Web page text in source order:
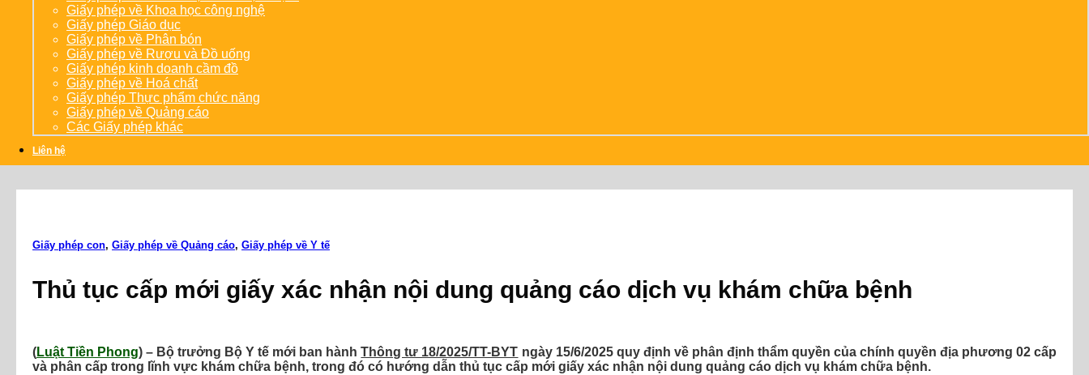
Giấy phép về Khoa học công nghệ
Giấy phép Giáo dục
Giấy phép về Phân bón
Giấy phép về Rượu và Đồ uống
Giấy phép kinh doanh cầm đồ
Giấy phép về Hoá chất
Giấy phép Thực phẩm chức năng
Giấy phép về Quảng cáo
Các Giấy phép khác
Liên hệ
Giấy phép con, Giấy phép về Quảng cáo, Giấy phép về Y tế
Thủ tục cấp mới giấy xác nhận nội dung quảng cáo dịch vụ khám chữa bệnh
(Luật Tiền Phong) – Bộ trưởng Bộ Y tế mới ban hànhThông tư 18/2025/TT-BYT ngày 15/6/2025 quy định về phân định thẩm quyền của chính quyền địa phương 02 cấp
và phân cấp trong lĩnh vực khám chữa bệnh, trong đó có hướng dẫn thủ tục cấp mới giấy xác nhận nội dung quảng cáo dịch vụ khám chữa bệnh.